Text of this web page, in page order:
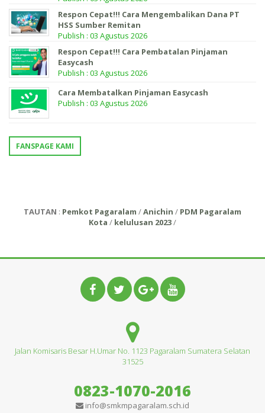
Respon Cepat!!! Cara Mengembalikan Dana PT
HSS Sumber Remitan
Publish : 03 Agustus 2026
Respon Cepat!!! Cara Pembatalan Pinjaman
Easycash
Publish : 03 Agustus 2026
Cara Membatalkan Pinjaman Easycash
Publish : 03 Agustus 2026
FANSPAGE KAMI
TAUTAN : Pemkot Pagaralam /Anichin / PDM Pagaralam
Kota / kelulusan 2023/
Jalan Komisaris Besar H.Umar No. 1123 Pagaralam Sumatera Selatan
31525
0823-1070-2016
info@smkmpagaralam.sch.id